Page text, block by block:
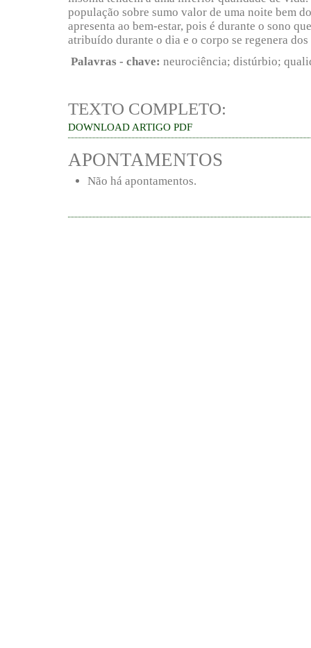
população sobre sumo valor de uma noite bem
apresenta ao bem-estar, pois é durante o sono
atribuído durante o dia e o corpo se regenera dos
Palavras - chave: neurociência; distúrbio;
TEXTO COMPLETO:
DOWNLOAD ARTIGO PDF
APONTAMENTOS
Não há apontamentos.